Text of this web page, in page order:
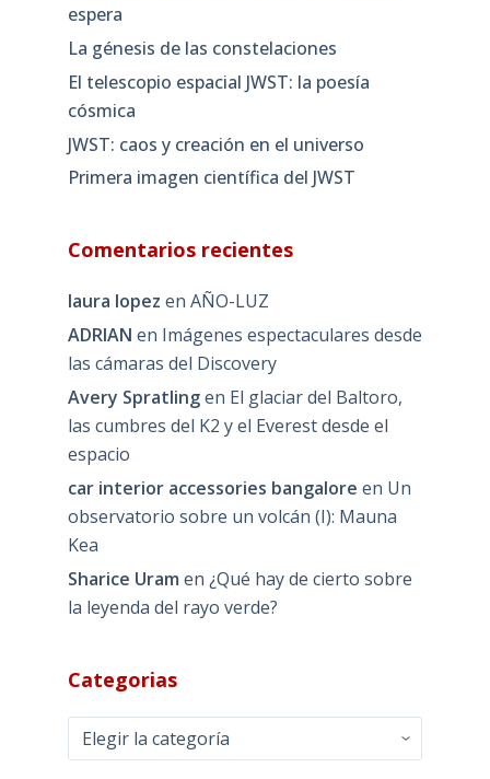
espera
La génesis de las constelaciones
El telescopio espacial JWST: la poesía
cósmica
JWST: caos y creación en el universo
Primera imagen científica del JWST
Comentarios recientes
laura lopez en AÑO-LUZ
ADRIAN en Imágenes espectaculares desde
las cámaras del Discovery
Avery Spratlingen El glaciar del Baltoro,
las cumbres del K2 y el Everest desde el
espacio
car interior accessories bangalore en Un
observatorio sobre un volcán (I): Mauna
Kea
Sharice Uram en ¿Qué hay de cierto sobre
la leyenda del rayo verde?
Categorias
Categorias